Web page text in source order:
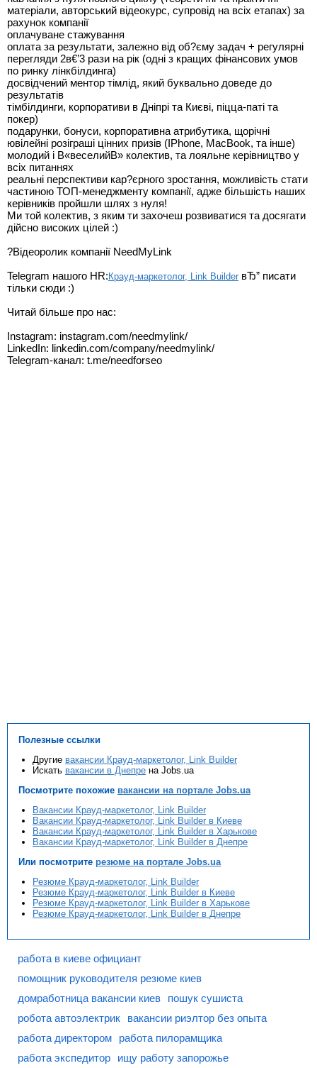
матеріали, авторський відеокурс, супровід на всіх етапах) за
рахунок компанії
оплачуване стажування
оплата за результати, залежно від об?єму задач + регулярні
перегляди 2в€’3 рази на рік (одні з кращих фінансових умов
по ринку лінкбілдинга)
досвідчений ментор тімлід, який буквально доведе до
результатів
тімбілдинги, корпоративи в Дніпрі та Києві, піцца-паті та
покер)
подарунки, бонуси, корпоративна атрибутика, щорічні
ювілейні розіграші цінних призів (IPhone, MacBook, та інше)
молодий і В«веселийВ» колектив, та лояльне керівництво у
всіх питаннях
реальні перспективи кар?єрного зростання, можливість стати
частиною ТОП-менеджменту компанії, адже більшість наших
керівників пройшли шлях з нуля!
Ми той колектив, з яким ти захочеш розвиватися та досягати
дійсно високих цілей :)
?Відеоролик компанії NeedMyLink
Telegram нашого HR: Крауд-маркетолог, Link Builder вЂ” писати
тільки сюди :)
Читай більше про нас:
Instagram: instagram.com/needmylink/
LinkedIn: linkedin.com/company/needmylink/
Telegram-канал: t.me/needforseo
Полезные ссылки
Другие вакансии Крауд-маркетолог, Link Builder
Искать вакансии в Днепре на Jobs.ua
Посмотрите похожие вакансии на портале Jobs.ua
Вакансии Крауд-маркетолог, Link Builder
Вакансии Крауд-маркетолог, Link Builder в Киеве
Вакансии Крауд-маркетолог, Link Builder в Харькове
Вакансии Крауд-маркетолог, Link Builder в Днепре
Или посмотрите резюме на портале Jobs.ua
Резюме Крауд-маркетолог, Link Builder
Резюме Крауд-маркетолог, Link Builder в Киеве
Резюме Крауд-маркетолог, Link Builder в Харькове
Резюме Крауд-маркетолог, Link Builder в Днепре
работа в киеве официант
помощник руководителя резюме киев
домработница вакансии киев
пошук сушиста
робота автоэлектрик
вакансии риэлтор без опыта
работа директором
работа пилорамщика
работа экспедитор
ищу работу запорожье